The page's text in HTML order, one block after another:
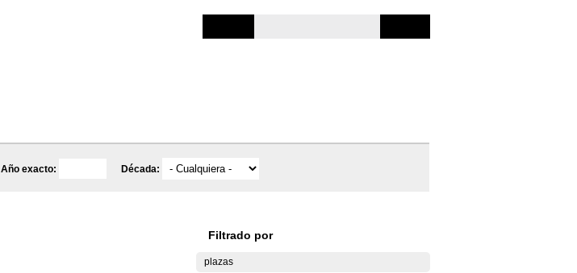
Año exacto: Década:
Filtrado por
plazas